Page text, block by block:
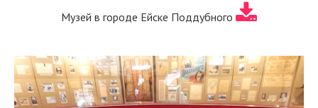
Музей в городе Ейске Поддубного